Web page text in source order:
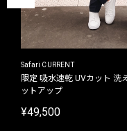
Safari CURRENT
限定 吸水速乾 UVカット 洗
ットアップ
¥49,500